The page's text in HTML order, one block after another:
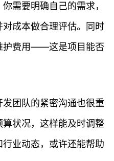
需要明确自己的需求，
成本做合理评估。同时
护费用——这是项目能否
团队的紧密沟通也很重
状况，这样能及时调整
业动态，或许还能帮助